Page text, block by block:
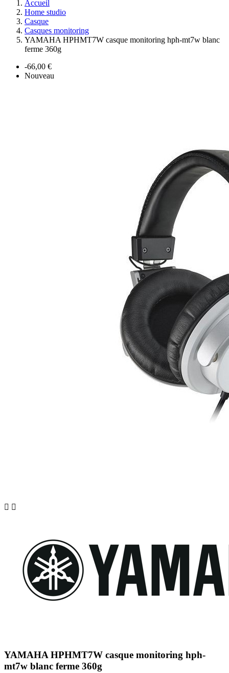
Accueil
Home studio
Casque
Casques monitoring
YAMAHA HPHMT7W casque monitoring hph-mt7w blanc
ferme 360g
-66,00 €
Nouveau
 
YAMAHA HPHMT7W casque monitoring hph-
mt7w blanc ferme 360g